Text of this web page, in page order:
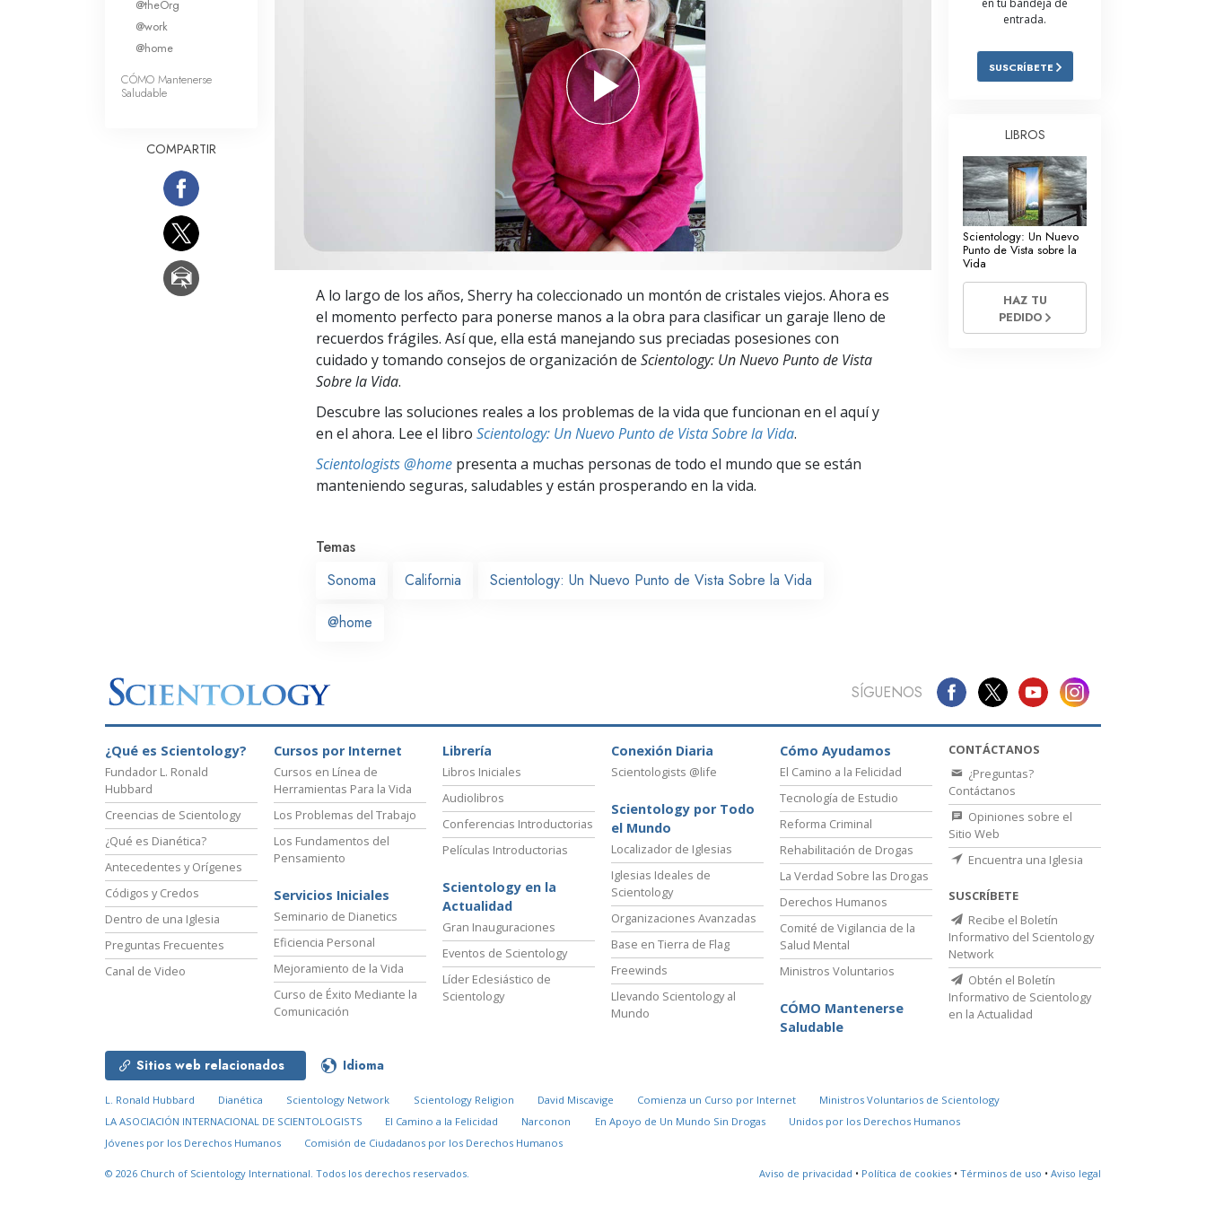
Respuestas a las Drogas
La Causa de la Supresión
Investigaciones
Los Fundamentos de la Organización
Los Fundamentos de las Relaciones
Públicas
Objetivos y Metas
A lo largo de los años, Sherry ha coleccionado un montón de cristales viejos. Ahora es
el momento perfecto para ponerse manos a la obra para clasificar un garaje lleno de
recuerdos frágiles. Así que, ella está manejando sus preciadas posesiones con
cuidado y tomando consejos de organización de Scientology: Un Nuevo Punto de Vista
Sobre la Vida.
Descubre las soluciones reales a los problemas de la vida que funcionan en el aquí y
en el ahora. Lee el libro Scientology: Un Nuevo Punto de Vista Sobre la Vida.
Scientologists @home presenta a muchas personas de todo el mundo que se están
manteniendo seguras, saludables y están prosperando en la vida.
Temas
Sonoma
California Scientology: Un Nuevo Punto de Vista Sobre la Vida
@home
@theOrg
@work
@home
CÓMO Mantenerse
Saludable
COMPARTIR
en tu bandeja de
entrada.
SUSCRÍBETE
LIBROS
Scientology: Un Nuevo
Punto de Vista sobre la
Vida
HAZ TU
PEDIDO
SÍGUENOS
¿Qué es Scientology?
Fundador L. Ronald
Hubbard
Creencias de Scientology
¿Qué es Dianética?
Antecedentes y Orígenes
Códigos y Credos
Dentro de una Iglesia
Preguntas Frecuentes
Canal de Video
Cursos por Internet
Cursos en Línea de
Herramientas Para la Vida
Los Problemas del Trabajo
Los Fundamentos del
Pensamiento
Servicios Iniciales
Seminario de Dianetics
Eficiencia Personal
Mejoramiento de la Vida
Curso de Éxito Mediante la
Comunicación
Librería
Libros Iniciales
Audiolibros
Conferencias Introductorias
Películas Introductorias
Scientology en la
Actualidad
Gran Inauguraciones
Eventos de Scientology
Líder Eclesiástico de
Scientology
Conexión Diaria
Scientologists @life
Scientology por Todo
el Mundo
Localizador de Iglesias
Iglesias Ideales de
Scientology
Organizaciones Avanzadas
Base en Tierra de Flag
Freewinds
Llevando Scientology al
Mundo
Cómo Ayudamos
El Camino a la Felicidad
Tecnología de Estudio
Reforma Criminal
Rehabilitación de Drogas
La Verdad Sobre las Drogas
Derechos Humanos
Comité de Vigilancia de la
Salud Mental
Ministros Voluntarios
CÓMO Mantenerse
Saludable
CONTÁCTANOS
¿Preguntas?
Contáctanos
Opiniones sobre el
Sitio Web
Encuentra una Iglesia
SUSCRÍBETE
Recibe el Boletín
Informativo del Scientology
Network
Obtén el Boletín
Informativo de Scientology
en la Actualidad
Sitios web relacionados Idioma
L. Ronald Hubbard Dianética Scientology Network Scientology Religion David Miscavige Comienza un Curso por Internet
Ministros Voluntarios de Scientology
LA ASOCIACIÓN INTERNACIONAL DE SCIENTOLOGISTS
El Camino a la Felicidad Narconon En Apoyo de Un Mundo Sin Drogas
Unidos por los Derechos Humanos
Jóvenes por los Derechos Humanos
Comisión de Ciudadanos por los Derechos Humanos
© 2026 Church of Scientology International. Todos los derechos reservados. Aviso de privacidad • Política de cookies • Términos de uso • Aviso legal